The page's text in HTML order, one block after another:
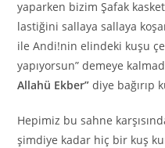
yaparken bizim Şafak
lastiğini sallaya sallaya
ile Andi!nin elindeki kuşu
yapıyorsun” demeye
Allahü Ekber” diye bağırıp
Hepimiz bu sahne
şimdiye kadar hiç bir kuş